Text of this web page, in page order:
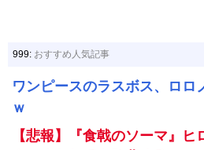
999: おすすめ人気記事
ワンピースのラスボス、ロロ
ｗ
【悲報】『食戟のソーマ』